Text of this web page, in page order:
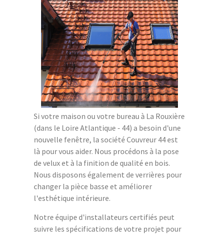
Si votre maison ou votre bureau à La Rouxière
(dans le Loire Atlantique - 44) a besoin d'une
nouvelle fenêtre, la société Couvreur 44 est
là pour vous aider. Nous procédons à la pose
de velux et à la finition de qualité en bois.
Nous disposons également de verrières pour
changer la pièce basse et améliorer
l'esthétique intérieure.
Notre équipe d'installateurs certifiés peut
suivre les spécifications de votre projet pour